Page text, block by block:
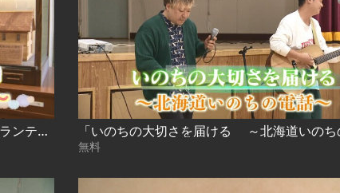
「市民と外国人との交流の架け橋～外国語ボランティア～」
無料